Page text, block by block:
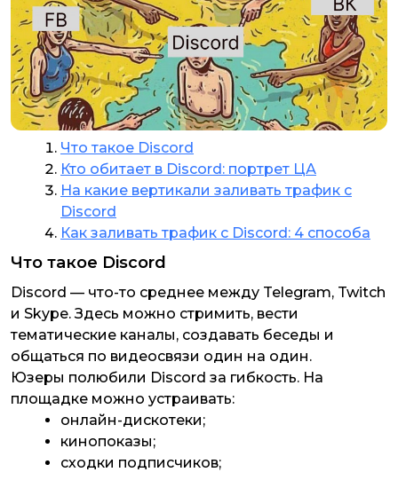
Что такое Discord
Кто обитает в Discord: портрет ЦА
На какие вертикали заливать трафик с
Discord
Как заливать трафик с Discord: 4 способа
Что такое Discord
Discord — что-то среднее между Telegram, Twitch
и Skype. Здесь можно стримить, вести
тематические каналы, создавать беседы и
общаться по видеосвязи один на один.
Юзеры полюбили Discord за гибкость. На
площадке можно устраивать:
онлайн-дискотеки;
кинопоказы;
сходки подписчиков;